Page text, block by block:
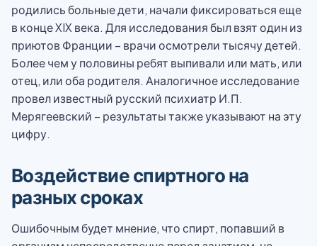
родились больные дети, начали фиксироваться еще
в конце XIX века. Для исследования был взят один из
приютов Франции – врачи осмотрели тысячу детей.
Более чем у половины ребят выпивали или мать, или
отец, или оба родителя. Аналогичное исследование
провел известный русский психиатр И.П.
Мерягеевский – результаты также указывают на эту
цифру.
Воздействие спиртного на
разных сроках
Ошибочным будет мнение, что спирт, попавший в